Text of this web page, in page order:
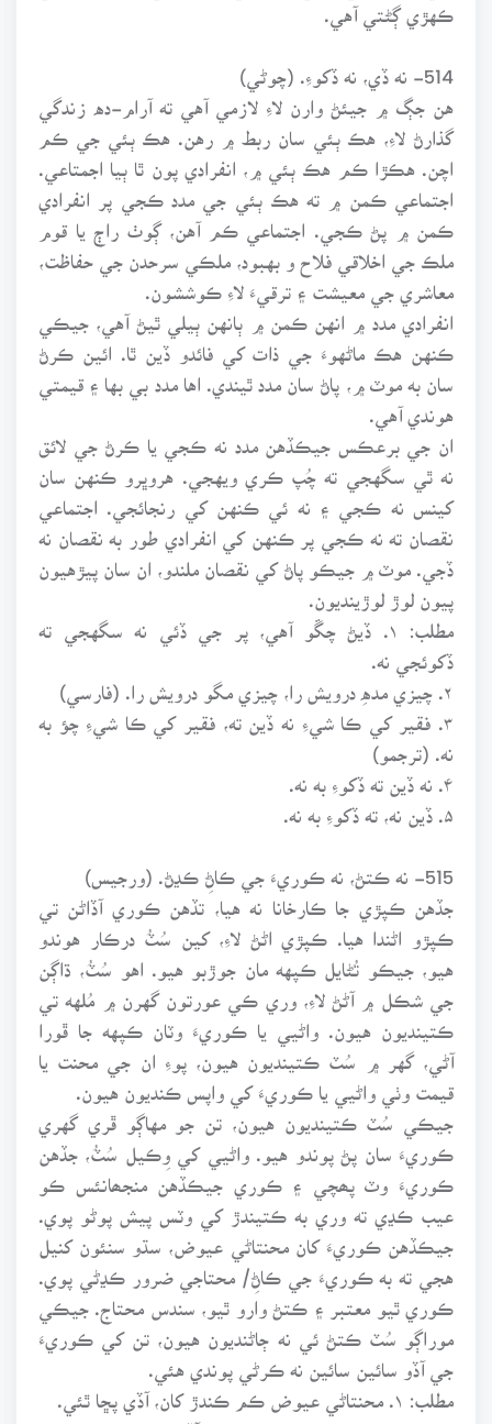
ڪهڙي ڳڻتي آهي.
514- نه ڏي، نه ڏکوءِ. (چوڻي)
هن جڳ ۾ جيئڻ وارن لاءِ لازمي آهي ته آرام-ده زندگي
گذارڻ لاءِ، هڪ ٻئي سان ربط ۾ رهن. هڪ ٻئي جي ڪم
اچن. هڪڙا ڪم هڪ ٻئي ۾، انفرادي پون ٿا ٻيا اجمتاعي.
اجتماعي ڪمن ۾ ته هڪ ٻئي جي مدد ڪجي پر انفرادي
ڪمن ۾ پڻ ڪجي. اجتماعي ڪم آهن، ڳوٺ راڄ يا قوم
ملڪ جي اخلاقي فلاح و بهبود، ملڪي سرحدن جي حفاظت،
معاشري جي معيشت ۽ ترقيءَ لاءِ ڪوششون.
انفرادي مدد ۾ انهن ڪمن ۾ ٻانهن ٻيلي ٿيڻ آهي، جيڪي
ڪنهن هڪ ماڻهوءَ جي ذات کي فائدو ڏين ٿا. ائين ڪرڻ
سان به موٽ ۾، پاڻ سان مدد ٿيندي. اها مدد بي بها ۽ قيمتي
هوندي آهي.
ان جي برعڪس جيڪڏهن مدد نه ڪجي يا ڪرڻ جي لائق
نه ٿي سگهجي ته چُپ ڪري ويهجي. هروڀرو ڪنهن سان
کينس نه ڪجي ۽ نه ئي ڪنهن کي رنجائجي. اجتماعي
نقصان ته نه ڪجي پر ڪنهن کي انفرادي طور به نقصان نه
ڏجي. موٽ ۾ جيڪو پاڻ کي نقصان ملندو، ان سان پيڙهيون
پيون لوڙ لوڙينديون.
مطلب: ۱. ڏيڻ چڱو آهي، پر جي ڏئي نه سگهجي ته
ڏکوئجي نه.
۳. فقير کي ڪا شيءِ نه ڏين ته، فقير کي ڪا شيءِ چؤ به
نه. (ترجمو)
۴. نه ڏين ته ڏکوءِ به نه.
515- نه ڪتڻ، نه ڪوريءَ جي ڪاڻِ ڪڍڻ. (ورجيس)
جڏهن ڪپڙي جا ڪارخانا نه هيا، تڏهن ڪوري آڏاڻن تي
ڪپڙو اڻندا هيا. ڪپڙي اڻڻ لاءِ، کين سُٽُ درڪار هوندو
هيو، جيڪو تُڻايل ڪپهه مان جوڙبو هيو. اهو سُٽُ، ڌاڳن
جي شڪل ۾ آڻڻ لاءِ، وري ڪي عورتون گهرن ۾ مُلهه تي
ڪتينديون هيون. واڻيي يا ڪوريءَ وٽان ڪپهه جا ڦورا
آڻي، گهر ۾ سُٽ ڪتينديون هيون، پوءِ ان جي محنت يا
قيمت وٺي واڻيي يا ڪوريءَ کي واپس ڪنديون هيون.
جيڪي سُٽ ڪتينديون هيون، تن جو مهاڳو ڦري گهري
ڪوريءَ سان پڻ پوندو هيو. واڻيي کي وِڪيل سُٽُ، جڏهن
ڪوريءَ وٽ پھچي ۽ ڪوري جيڪڏهن منجھانئس ڪو
عيب ڪڍي ته وري به ڪتيندڙ کي وٽس پيش پوڻو پوي.
جيڪڏهن ڪوريءَ کان محنتاڻي عيوض، سڌو سنئون کنيل
هجي ته به ڪوريءَ جي ڪاڻِ/ محتاجي ضرور ڪڍڻي پوي.
ڪوري ٿيو معتبر ۽ ڪتڻ وارو ٿيو، سندس محتاج. جيڪي
موراڳو سُٽ ڪتڻ ئي نه ڄاڻنديون هيون، تن کي ڪوريءَ
جي آڏو سائين سائين نه ڪرڻي پوندي هئي.
مطلب: ۱. محنتاڻي عيوض ڪم ڪندڙ کان، آڏي پڇا ٿئي.